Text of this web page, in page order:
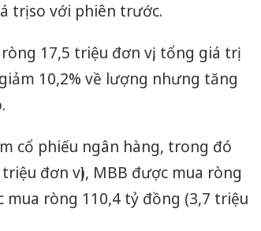
trị so với phiên trước.
17,5 triệu đơn vị, tổng giá trị
10,2% về lượng nhưng tăng
cổ phiếu ngân hàng, trong đó
đơn vị), MBB được mua ròng
mua ròng 110,4 tỷ đồng (3,7 triệu